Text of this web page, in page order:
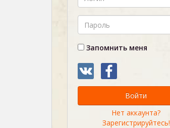
Запомнить меня
Войти
Нет аккаунта?
Зарегистрируйтесь!